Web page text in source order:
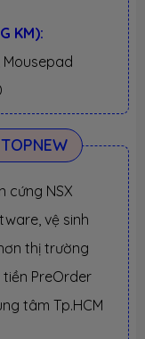
KM):
Mousepad
cứng NSX
vệ sinh
thị trường
PreOrder
tâm Tp.HCM